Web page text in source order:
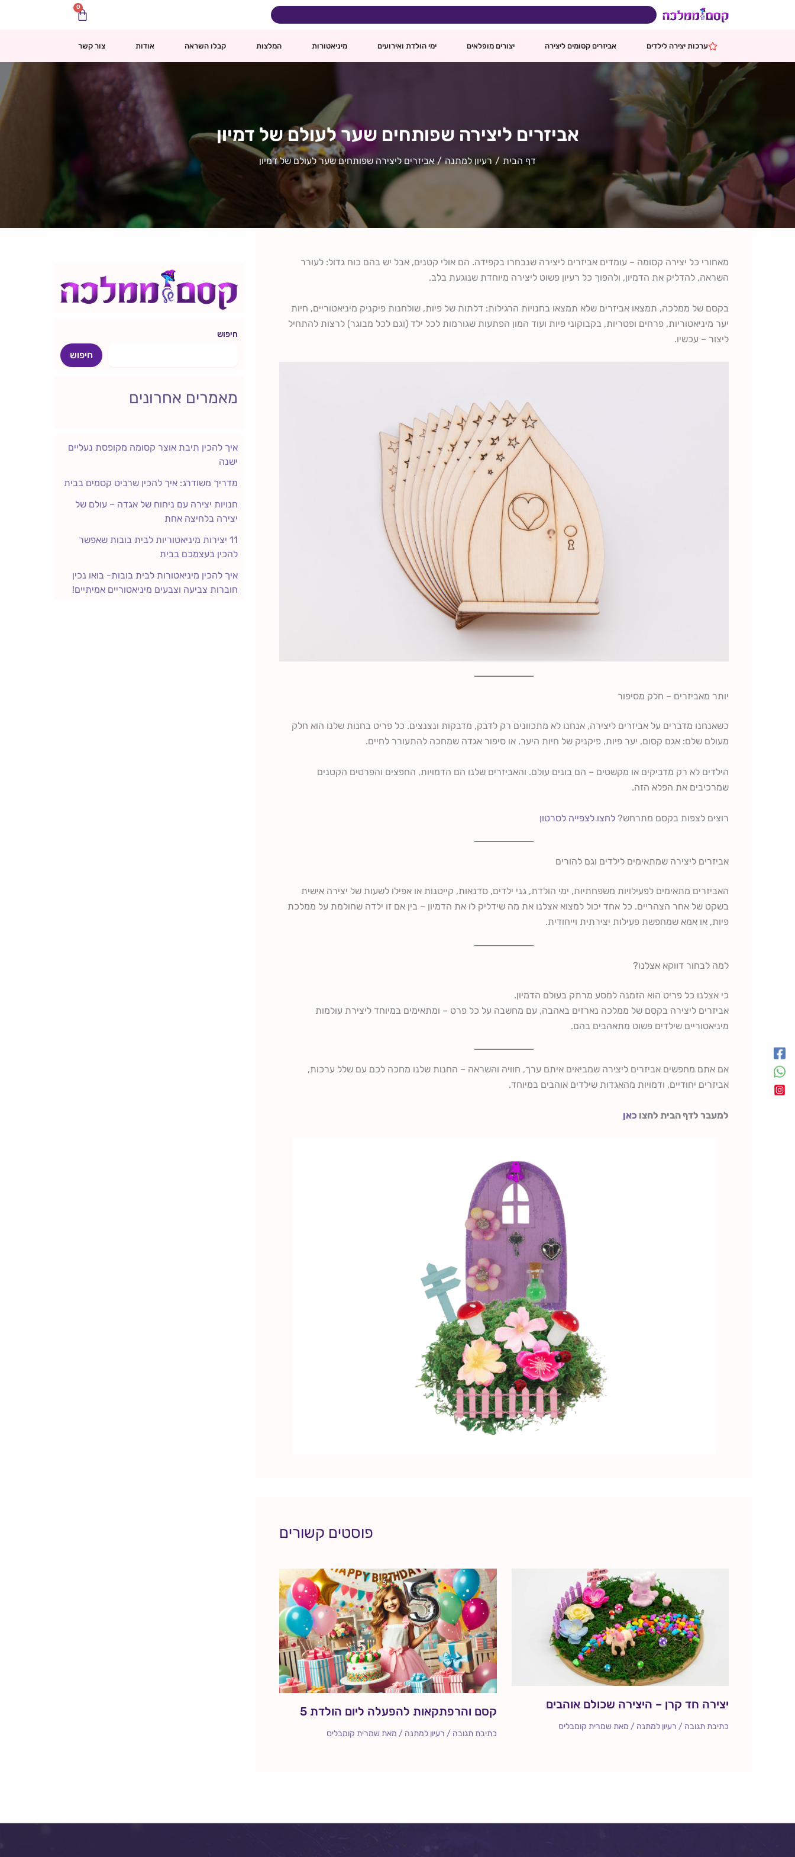
0
עגלת
ערכות יצירה לילדים אביזרים קסומים ליצירה יצורים מופלאים ימי הולדת ואירועים מיניאטורות המלצות קבלו השראה אודות צור קשר
אביזרים ליצירה שפותחים שער לעולם של דמיון
דף הבית רעיון למתנה אביזרים ליצירה שפותחים שער לעולם של דמיון
מאחורי כל יצירה קסומה – עומדים אביזרים ליצירה שנבחרו בקפידה. הם אולי קטנים, אבל יש בהם כוח גדול: לעורר
השראה, להדליק את הדמיון, ולהפוך כל רעיון פשוט ליצירה מיוחדת שנוגעת בלב.
בקסם של ממלכה, תמצאו אביזרים שלא תמצאו בחנויות הרגילות: דלתות של פיות, שולחנות פיקניק מיניאטוריים, חיות
יער מיניאטוריות, פרחים ופטריות, בקבוקוני פיות ועוד המון הפתעות שגורמות לכל ילד (וגם לכל מבוגר) לרצות להתחיל
ליצור – עכשיו.
יותר מאביזרים – חלק מסיפור
כשאנחנו מדברים על אביזרים ליצירה, אנחנו לא מתכוונים רק לדבק, מדבקות ונצנצים. כל פריט בחנות שלנו הוא חלק
מעולם שלם: אגם קסום, יער פיות, פיקניק של חיות היער, או סיפור אגדה שמחכה להתעורר לחיים.
הילדים לא רק מדביקים או מקשטים – הם בונים עולם. והאביזרים שלנו הם הדמויות, החפצים והפרטים הקטנים
שמרכיבים את הפלא הזה.
רוצים לצפות בקסם מתרחש? לחצו לצפייה לסרטון
אביזרים ליצירה שמתאימים לילדים וגם להורים
האביזרים מתאימים לפעילויות משפחתיות, ימי הולדת, גני ילדים, סדנאות, קייטנות או אפילו לשעות של יצירה אישית
בשקט של אחר הצהריים. כל אחד יכול למצוא אצלנו את מה שידליק לו את הדמיון – בין אם זו ילדה שחולמת על ממלכת
פיות, או אמא שמחפשת פעילות יצירתית וייחודית.
למה לבחור דווקא אצלנו?
כי אצלנו כל פריט הוא הזמנה למסע מרתק בעולם הדמיון.
אביזרים ליצירה בקסם של ממלכה נארזים באהבה, עם מחשבה על כל פרט – ומתאימים במיוחד ליצירת עולמות
מיניאטוריים שילדים פשוט מתאהבים בהם.
אם אתם מחפשים אביזרים ליצירה שמביאים איתם ערך, חוויה והשראה – החנות שלנו מחכה לכם עם שלל ערכות,
אביזרים יחודיים, ודמויות מהאגדות שילדים אוהבים במיוחד.
למעבר לדף הבית לחצו כאן
פוסטים קשורים
יצירה חד קרן – היצירה שכולם אוהבים
כתיבת תגובה / רעיון למתנה / מאת שמרית קומבליס
קסם והרפתקאות להפעלה ליום הולדת 5
כתיבת תגובה / רעיון למתנה / מאת שמרית קומבליס
חיפוש
חיפוש
מאמרים אחרונים
איך להכין תיבת אוצר קסומה מקופסת נעליים
ישנה
מדריך משודרג: איך להכין שרביט קסמים בבית
חנויות יצירה עם ניחוח של אגדה – עולם של
יצירה בלחיצה אחת
11 יצירות מיניאטוריות לבית בובות שאפשר
להכין בעצמכם בבית
איך להכין מיניאטורות לבית בובות- בואו נכין
חוברות צביעה וצבעים מיניאטוריים אמיתיים!